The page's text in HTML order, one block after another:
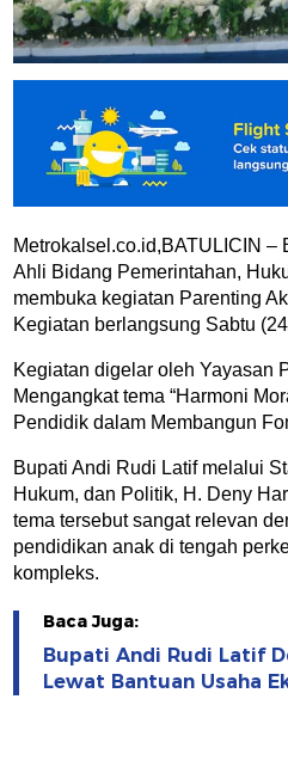
Metrokalsel.co.id,BATULICIN
Ahli Bidang Pemerintahan,
membuka kegiatan Parenting
Kegiatan berlangsung Sabtu
Kegiatan digelar oleh Yayasan
Mengangkat tema “Harmoni
Pendidik dalam Membangun
Bupati Andi Rudi Latif melalui
Hukum, dan Politik, H. Deny
tema tersebut sangat relevan
pendidikan anak di tengah
kompleks.
Baca Juga:
Bupati Andi Rudi Latif
Lewat Bantuan Usaha